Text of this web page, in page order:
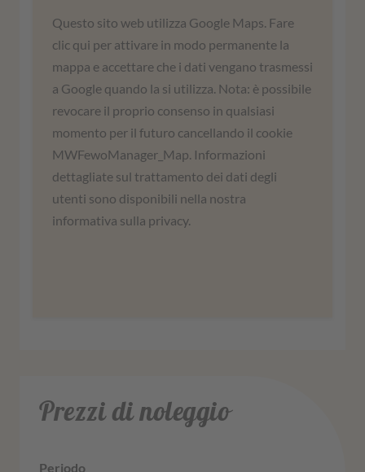
Abbiamo bisogno del vostro
consenso per caricare il servizio
Google Maps!
Utilizziamo un servizio di terze parti per
incorporare i contenuti delle mappe. Questo
servizio può raccogliere dati sulle vostre
attività. Leggete i dettagli e accettate di
utilizzare il servizio per visualizzare questa
Questo sito web utilizza Google Maps. Fare
clic qui per attivare in modo permanente la
mappa e accettare che i dati vengano trasmessi
a Google quando la si utilizza. Nota: è possibile
revocare il proprio consenso in qualsiasi
momento per il futuro cancellando il cookie
MWFewoManager_Map. Informazioni
dettagliate sul trattamento dei dati degli
utenti sono disponibili nella nostra
informativa sulla privacy.
Prezzi di noleggio